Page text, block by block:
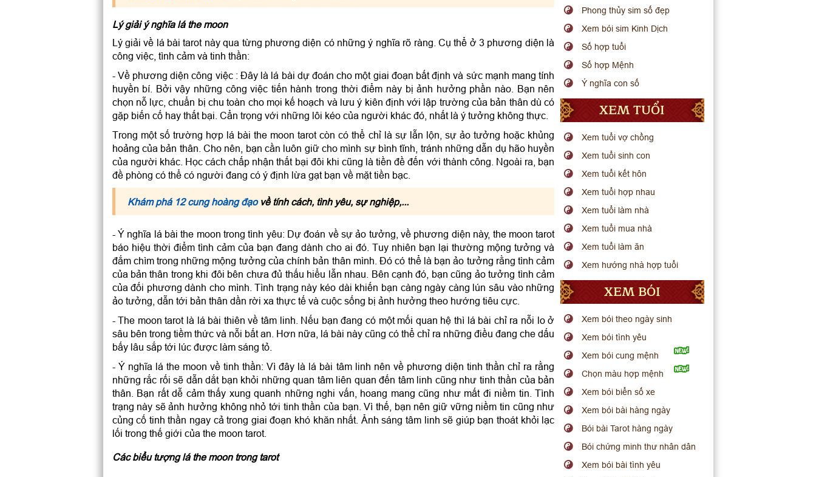
Lý giải ý nghĩa lá the moon
Lý giải về lá bài tarot này qua từng phương diện có những ý nghĩa rõ ràng. Cụ thể ở 3 phương diện là
công việc, tình cảm và tinh thần:
- Về phương diện công việc : Đây là lá bài dự đoán cho một giai đoạn bất định và sức mạnh mang tính
huyền bí. Bởi vậy những công việc tiến hành trong thời điểm này bị ảnh hưởng phần nào. Bạn nên
chọn nỗ lực, chuẩn bị chu toàn cho mọi kế hoạch và lưu ý kiên định với lập trường của bản thân dù có
gặp biến cố hay thất bại. Cẩn trọng với những lôi kéo của người khác đó, nhất là ý tưởng không thực.
Trong một số trường hợp lá bài the moon tarot còn có thể chỉ là sự lẫn lộn, sự ảo tưởng hoặc khủng
hoảng của bản thân. Cho nên, bạn cần luôn giữ cho mình sự bình tĩnh, tránh những dẫn dụ hão huyền
của người khác. Học cách chấp nhận thất bại đôi khi cũng là tiền đề đến với thành công. Ngoài ra, bạn
đề phòng có thể có người đang có ý định lừa gạt bạn về mặt tiền bạc.
Khám phá 12 cung hoàng đạovề tính cách, tình yêu, sự nghiệp,...
- Ý nghĩa lá bài the moon trong tình yêu: Dự đoán về sự ảo tưởng, về phương diện này, the moon tarot
báo hiệu thời điểm tình cảm của bạn đang dành cho ai đó. Tuy nhiên bạn lại thường mộng tưởng và
đắm chìm trong những mộng tưởng của chính bản thân mình. Đó có thể là bạn ảo tưởng rằng tình cảm
của bản thân trong khi đôi bên chưa đủ thấu hiểu lẫn nhau. Bên cạnh đó, bạn cũng ảo tưởng tình cảm
của đối phương dành cho mình. Tình trạng này kéo dài khiến bạn càng ngày càng lún sâu vào những
ảo tưởng, dẫn tới bản thân dần rời xa thực tế và cuộc sống bị ảnh hưởng theo hướng tiêu cực.
- The moon tarot là lá bài thiên về tâm linh. Nếu bạn đang có một mối quan hệ thì lá bài chỉ ra nỗi lo ở
sâu bên trong tiềm thức và nỗi bất an. Hơn nữa, lá bài này cũng có thể chỉ ra những điều đang che dấu
bấy lâu sắp tới lúc được làm sáng tỏ.
- Ý nghĩa lá the moon về tinh thần: Vì đây là lá bài tâm linh nên về phương diện tinh thần chỉ ra rằng
những rắc rối sẽ dẫn dắt bạn khỏi những quan tâm liên quan đến tâm linh cũng như tinh thần của bản
thân. Bạn rất dễ cảm thấy xung quanh những nghi vấn, hoang mang cũng như mất đi niềm tin. Tình
trạng này sẽ ảnh hưởng không nhỏ tới tinh thần của bạn. Vì thế, bạn nên giữ vững niềm tin cũng như
củng cố tinh thần ngay cả trong giai đoạn khó khăn nhất. Ảnh sáng tâm linh sẽ giúp bạn thoát khỏi lạc
lối trong thế giới của the moon tarot.
Các biểu tượng lá the moon trong tarot
Phong thủy sim số đẹp
Xem bói sim Kinh Dịch
Số hợp tuổi
Số hợp Mệnh
Ý nghĩa con số
XEM TUỔI
Xem tuổi vợ chồng
Xem tuổi sinh con
Xem tuổi kết hôn
Xem tuổi hợp nhau
Xem tuổi làm nhà
Xem tuổi mua nhà
Xem tuổi làm ăn
Xem hướng nhà hợp tuổi
XEM BÓI
Xem bói theo ngày sinh
Xem bói tình yêu
Xem bói cung mệnh
Chọn màu hợp mệnh
Xem bói biển số xe
Xem bói bài hàng ngày
Bói bài Tarot hàng ngày
Bói chứng minh thư nhân dân
Xem bói bài tình yêu